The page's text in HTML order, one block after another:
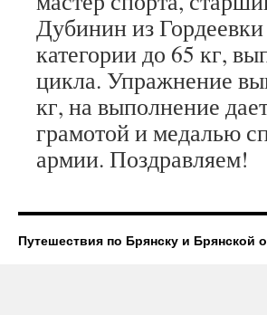
Дубинин из
категории до 65 кг,
цикла. Упражнение
кг, на выполнение
грамотой и медалью
армии. Поздравляем!
Путешествия по Брянску и Брянской